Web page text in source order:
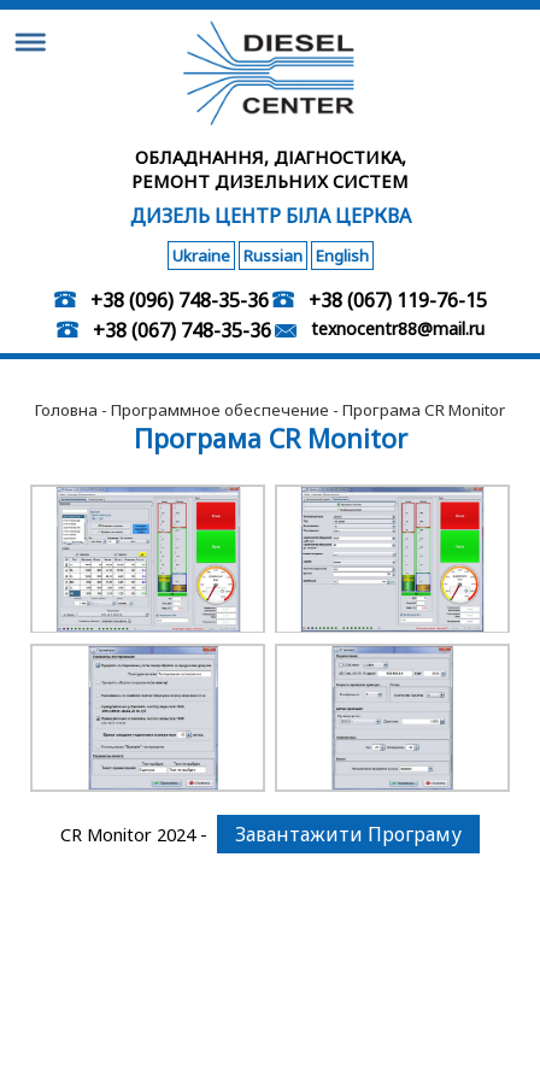
ОБЛАДНАННЯ, ДІАГНОСТИКА,
РЕМОНТ ДИЗЕЛЬНИХ СИСТЕМ
ДИЗЕЛЬ ЦЕНТР БІЛА ЦЕРКВА
Ukraine Russian English
+38 (096) 748-35-36
+38 (067) 119-76-15
+38 (067) 748-35-36
texnocentr88@mail.ru
Головна - Программное обеспечение - Програма CR Monitor
Програма CR Monitor
CR Monitor 2024 - Завантажити Програму